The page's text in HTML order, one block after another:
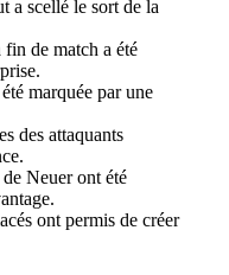
a scellé le sort de la
de match a été
marquée par une
des attaquants
Neuer ont été
ont permis de créer